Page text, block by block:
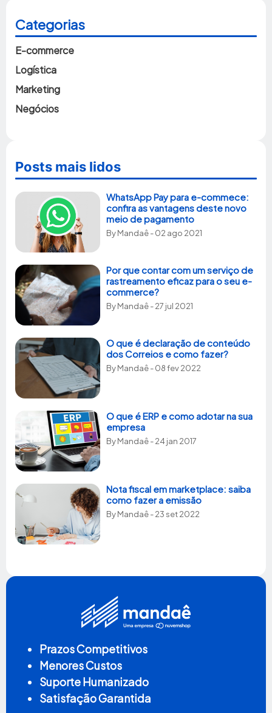
Categorias
E-commerce
Logística
Marketing
Negócios
Posts mais lidos
WhatsApp Pay para e-commece:
confira as vantagens deste novo
meio de pagamento
ByMandaê- 02 ago 2021
Por que contar com um serviço de
rastreamento eficaz para o seu e-
commerce?
ByMandaê- 27 jul 2021
O que é declaração de conteúdo
dos Correios e como fazer?
ByMandaê- 08 fev 2022
O que é ERP e como adotar na sua
empresa
ByMandaê- 24 jan 2017
Nota fiscal em marketplace: saiba
como fazer a emissão
ByMandaê- 23 set 2022
Prazos Competitivos
Menores Custos
Suporte Humanizado
Satisfação Garantida